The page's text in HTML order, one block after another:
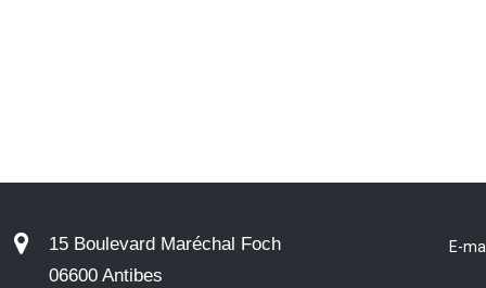
E-
15 Boulevard Maréchal Foch
06600 Antibes